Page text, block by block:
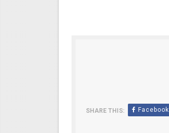
SHARE THIS: Facebook